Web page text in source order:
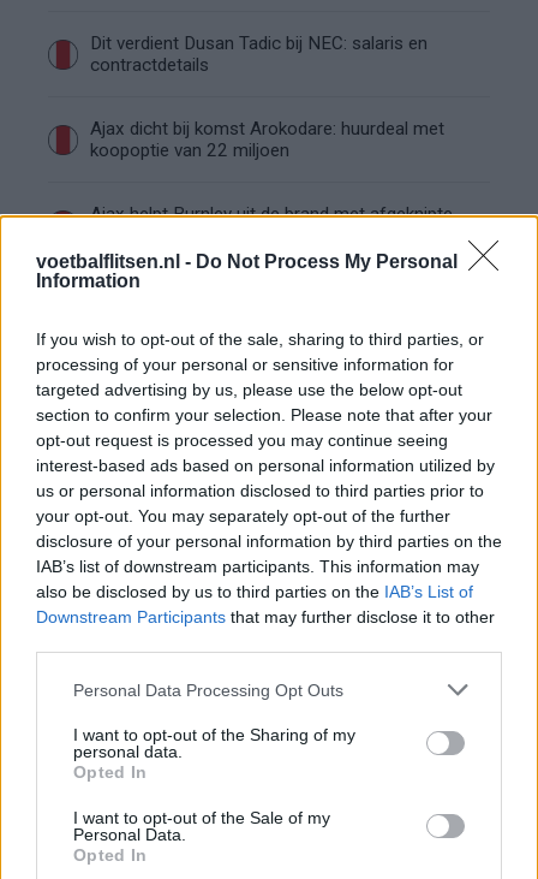
voetbalflitsen.nl - Do Not Process My Personal
Information
If you wish to opt-out of the sale, sharing to third parties, or
processing of your personal or sensitive information for
targeted advertising by us, please use the below opt-out
section to confirm your selection. Please note that after your
opt-out request is processed you may continue seeing
interest-based ads based on personal information utilized by
us or personal information disclosed to third parties prior to
your opt-out. You may separately opt-out of the further
disclosure of your personal information by third parties on the
IAB’s list of downstream participants. This information may
also be disclosed by us to third parties on the IAB’s List of
Downstream Participants that may further disclose it to other
Personal Data Processing Opt Outs
I want to opt-out of the Sharing of my
personal data.
Opted In
I want to opt-out of the Sale of my
Personal Data.
Opted In
Dit verdient Dusan Tadic bij NEC: salaris en
contractdetails
Ajax dicht bij komst Arokodare: huurdeal met
koopoptie van 22 miljoen
Ajax helpt Burnley uit de brand met afgeknipte
Marcos Leonardo laat eerste indruk achter bij
Ajax: 'Hier gaan fans van genieten'
Resterend oefenprogramma Ajax: waar zijn de
duels te zien
Ajax groeit onder Míchel, maar transfermarkt
blijft cruciaal
Shane Kluivert krijgt kans van Flick en begint in
de basis bij FC Barcelona
Servische media vergelijken Ajax-talent Abdellah
Ouazane met Lionel Messi